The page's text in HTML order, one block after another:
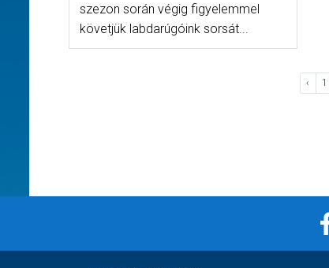
szezon során végig figyelemmel
követjük labdarúgóink sorsát...
‹ 1